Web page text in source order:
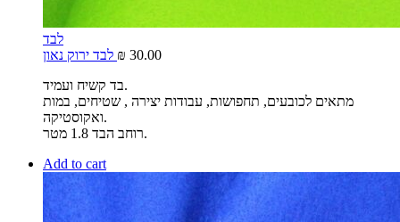
לבד
₪ 30.00
בד קשיח ועמיד.
מתאים לכובעים, תחפושות, עבודות יצירה , שטיחים, במות
ואקוסטיקה.
רוחב הבד 1.8 מטר.
Add to cart